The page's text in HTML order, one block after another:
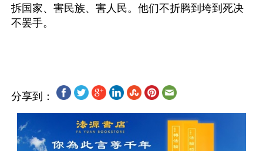
拆国家、害民族、害人民。他们不折腾到垮到死决
不罢手。
分享到：